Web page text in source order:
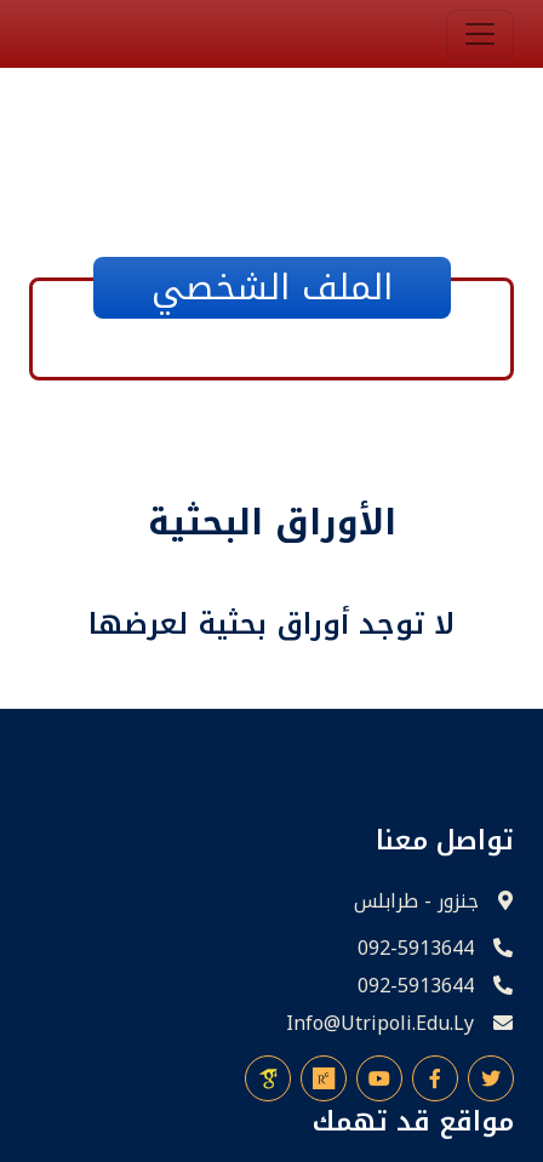
الملف الشخصي
الأوراق البحثية
لا توجد أوراق بحثية لعرضها
تواصل معنا
جنزور - طرابلس
092-5913644
092-5913644
Info@utripoli.edu.ly
مواقع قد تهمك